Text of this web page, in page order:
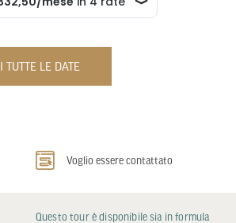
TUTTE LE DATE
Voglio essere contattato
Questo tour è disponibile sia in formula